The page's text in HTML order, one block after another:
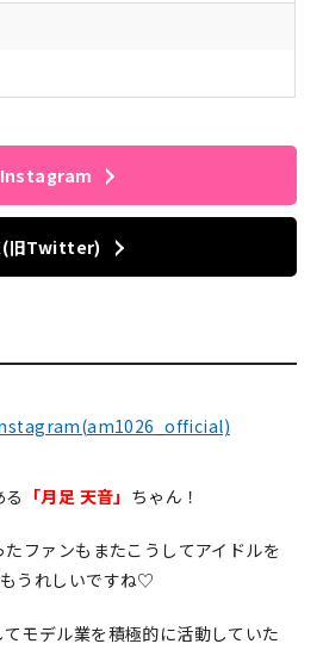
Instagram
旧Twitter)
る 「月足 天音」 ちゃん！
ファンもまたこうしてアイドルを
うれしいですね♡
モデル業を積極的に活動していた